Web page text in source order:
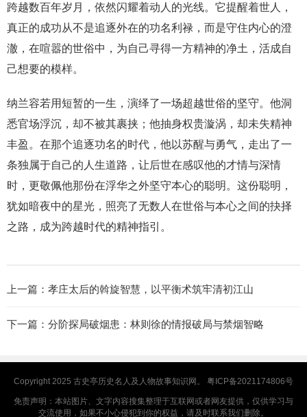
跨越数百年岁月，依然闪耀着动人的光线。它提醒着世人，
真正的成功从不是追逐外在的功名利禄，而是守住内心的澄
澈，在喧嚣的世俗中，为自己寻得一方精神的净土，活成自
己想要的模样。
纳兰容若用短暂的一生，演绎了一场超越世俗的坚守。他洞
悉官场浮沉，却不被其裹挟；他抽身权贵漩涡，却未失精神
丰盈。在那个追逐功名的时代，他以苏醒与勇气，走出了一
条独属于自己的人生道路，让后世在感叹他的才情与深情
时，更敬佩他那份在浮华之外坚守本心的聪明。这份聪明，
犹如暗夜中的星光，照亮了无数人在世俗与本心之间的抉择
之路，成为跨越时代的精神指引。
上一篇： 孝庄太后的斡旋智慧，以平衡术筑牢清初江山
下一篇： 分阶探局破烟患：林则徐的情报破局与禁烟智略
Copyright 2025 古史亭历史名人及人物故事知识网。 粤ICP备2021174806号
免责声明：本站图片、文字内容搜集整理于互联网或者网友提供，仅供学习与
交流使用，如果不小心侵犯到你的权益，请及时联系我们删除。